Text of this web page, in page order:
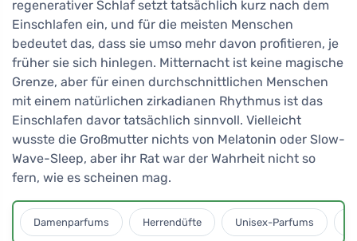
regenerativer Schlaf setzt tatsächlich kurz nach dem
Einschlafen ein, und für die meisten Menschen
bedeutet das, dass sie umso mehr davon profitieren, je
früher sie sich hinlegen. Mitternacht ist keine magische
Grenze, aber für einen durchschnittlichen Menschen
mit einem natürlichen zirkadianen Rhythmus ist das
Einschlafen davor tatsächlich sinnvoll. Vielleicht
wusste die Großmutter nichts von Melatonin oder Slow-
Wave-Sleep, aber ihr Rat war der Wahrheit nicht so
fern, wie es scheinen mag.
Damenparfums Herrendüfte Unisex-Parfums